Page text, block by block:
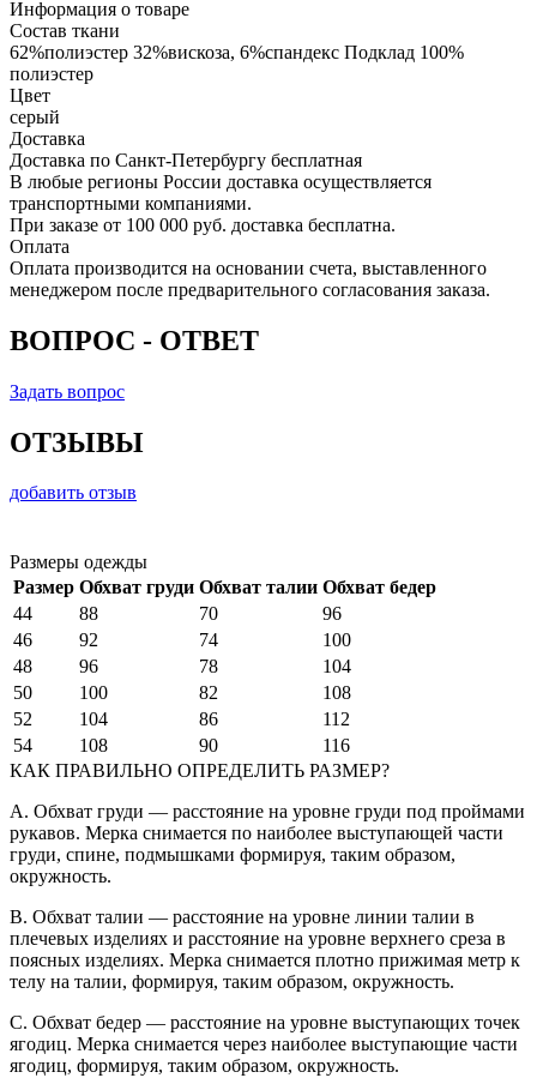
Информация о товаре
Состав ткани
62%полиэстер 32%вискоза, 6%спандекс Подклад 100%
полиэстер
Цвет
серый
Доставка
Доставка по Санкт-Петербургу бесплатная
В любые регионы России доставка осуществляется
транспортными компаниями.
При заказе от 100 000 руб. доставка бесплатна.
Оплата
Оплата производится на основании счета, выставленного
менеджером после предварительного согласования заказа.
ВОПРОС - ОТВЕТ
Задать вопрос
ОТЗЫВЫ
добавить отзыв
Размеры одежды
Размер Обхват груди Обхват талии Обхват бедер
44
88 70
96
46
92 74
100
48
96 78
104
50
100 82
108
52
104 86
112
54
108 90
116
КАК ПРАВИЛЬНО ОПРЕДЕЛИТЬ РАЗМЕР?
A. Обхват груди — расстояние на уровне груди под проймами
рукавов. Мерка снимается по наиболее выступающей части
груди, спине, подмышками формируя, таким образом,
окружность.
B. Обхват талии — расстояние на уровне линии талии в
плечевых изделиях и расстояние на уровне верхнего среза в
поясных изделиях. Мерка снимается плотно прижимая метр к
телу на талии, формируя, таким образом, окружность.
C. Обхват бедер — расстояние на уровне выступающих точек
ягодиц. Мерка снимается через наиболее выступающие части
ягодиц, формируя, таким образом, окружность.